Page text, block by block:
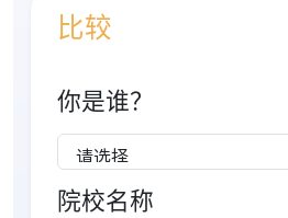
比较
你是谁？
院校名称